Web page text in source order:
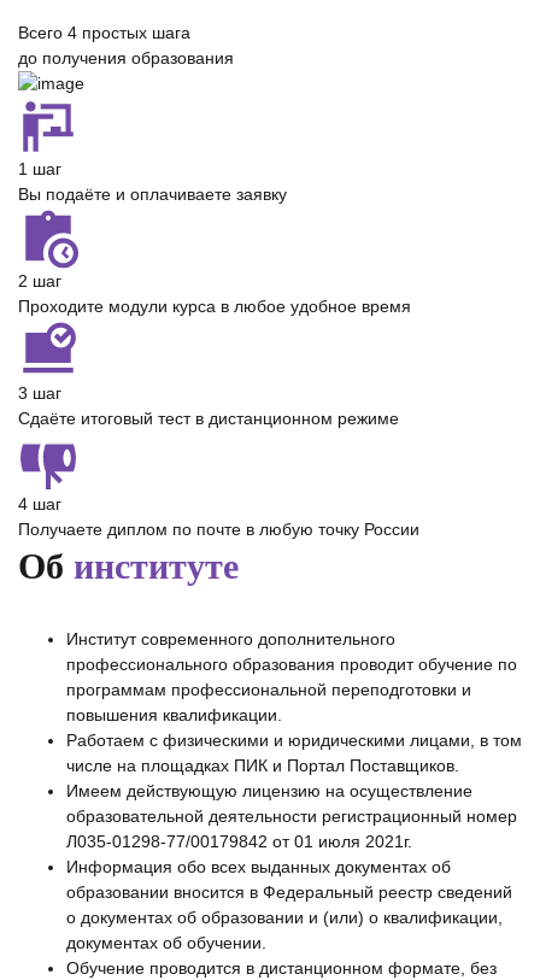
Всего 4 простых шага
до получения образования
1 шаг
Вы подаёте и оплачиваете заявку
2 шаг
Проходите модули курса в любое удобное время
3 шаг
Сдаёте итоговый тест в дистанционном режиме
4 шаг
Получаете диплом по почте в любую точку России
Об институте
Институт современного дополнительного
профессионального образования проводит обучение по
программам профессиональной переподготовки и
повышения квалификации.
Работаем с физическими и юридическими лицами, в том
числе на площадках ПИК и Портал Поставщиков.
Имеем действующую лицензию на осуществление
образовательной деятельности регистрационный номер
Л035-01298-77/00179842 от 01 июля 2021г.
Информация обо всех выданных документах об
образовании вносится в Федеральный реестр сведений
о документах об образовании и (или) о квалификации,
документах об обучении.
Обучение проводится в дистанционном формате, без